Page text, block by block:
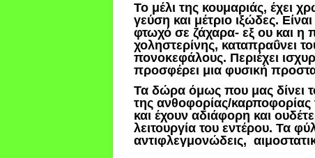
Το μέλι της κουμαριάς, έχει
γεύση και μέτριο ιξώδες.
φτωχό σε ζάχαρα- εξ ου και η
χοληστερίνης, καταπραΰνει
πονοκεφάλους. Περιέχει
προσφέρει μια φυσική
Τα δώρα όμως που μας δίνει
της ανθοφορίας/
και έχουν αδιάφορη και
λειτουργία του εντέρου. Τα
αντιφλεγμονώδεις,